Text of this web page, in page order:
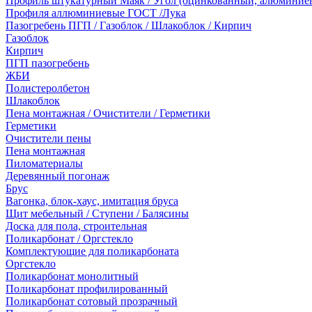
Профиля аллюминиевые ГОСТ /Лука
Пазогребень ПГП / Газоблок / Шлакоблок / Кирпич
Газоблок
Кирпич
ПГП пазогребень
ЖБИ
Полистеролбетон
Шлакоблок
Пена монтажная / Очистители / Герметики
Герметики
Очистители пены
Пена монтажная
Пиломатериалы
Деревянный погонаж
Брус
Вагонка, блок-хаус, имитация бруса
Щит мебельный / Ступени / Балясины
Доска для пола, строительная
Поликарбонат / Оргстекло
Комплектующие для поликарбоната
Оргстекло
Поликарбонат монолитный
Поликарбонат профилированный
Поликарбонат сотовый прозрачный